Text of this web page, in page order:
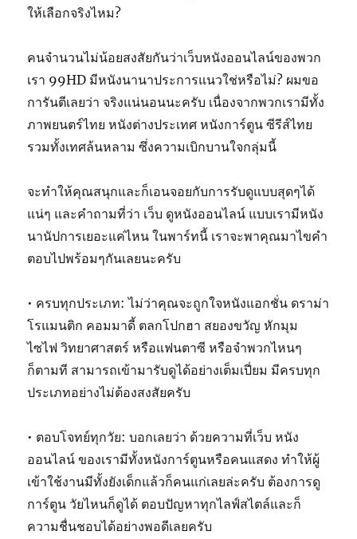
ให้เลือกจริงไหม?
คนจำนวนไม่น้อยสงสัยกันว่าเว็บหนังออนไลน์ของพวก
เรา 99HD มีหนังนานาประการแนวใช่หรือไม่? ผมขอ
การันตีเลยว่า จริงแน่นอนนะครับ เนื่องจากพวกเรามีทั้ง
ภาพยนตร์ไทย หนังต่างประเทศ หนังการ์ตูน ซีรีส์ไทย
รวมทั้งเทศล้นหลาม ซึ่งความเบิกบานใจกลุ่มนี้
จะทำให้คุณสนุกและก็เอนจอยกับการรับดูแบบสุดๆได้
แน่ๆ และคำถามที่ว่า เว็บ ดูหนังออนไลน์ แบบเรามีหนัง
นานัปการเยอะแค่ไหน ในพาร์ทนี้ เราจะพาคุณมาไขคำ
ตอบไปพร้อมๆกันเลยนะครับ
• ครบทุกประเภท: ไม่ว่าคุณจะถูกใจหนังแอกชั่น ดราม่า
โรแมนติก คอมมาดี้ ตลกโปกฮา สยองขวัญ หักมุม
ไซไฟ วิทยาศาสตร์ หรือแฟนตาซี หรือจำพวกไหนๆ
ก็ตามที สามารถเข้ามารับดูได้อย่างเต็มเปี่ยม มีครบทุก
ประเภทอย่างไม่ต้องสงสัยครับ
• ตอบโจทย์ทุกวัย: บอกเลยว่า ด้วยความที่เว็บ หนัง
ออนไลน์ ของเรามีทั้งหนังการ์ตูนหรือคนแสดง ทำให้ผู้
เข้าใช้งานมีทั้งยังเด็กแล้วก็คนแก่เลยล่ะครับ ต้องการดู
การ์ตูน วัยไหนก็ดูได้ ตอบปัญหาทุกไลฟ์สไตล์และก็
ความชื่นชอบได้อย่างพอดีเลยครับ